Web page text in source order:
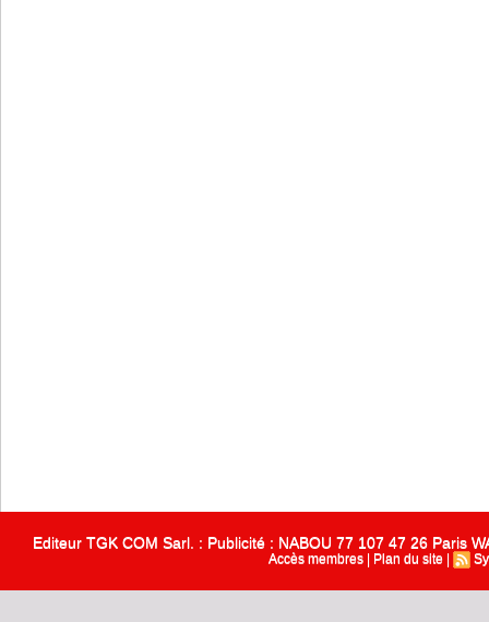
Editeur TGK COM Sarl. : Publicité : NABOU 77 107 47 26 Paris
Accès membres Plan du site